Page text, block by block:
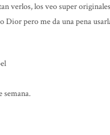
verlos, los veo super
Dior pero me da una pena
semana.